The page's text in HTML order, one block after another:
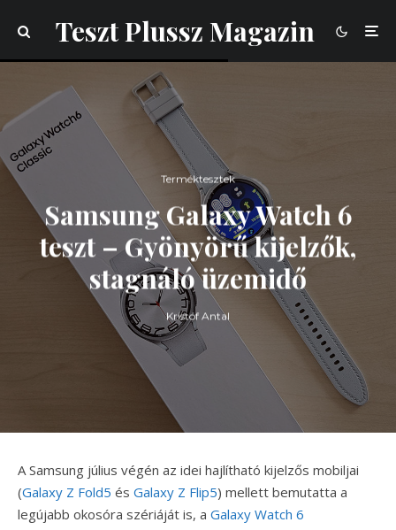
Teszt Plussz Magazin
Terméktesztek
Samsung Galaxy Watch 6
teszt – Gyönyörű kijelzők,
stagnáló üzemidő
Kristóf Antal
A Samsung július végén az idei hajlítható kijelzős mobiljai
(Galaxy Z Fold5 és Galaxy Z Flip5) mellett bemutatta a
legújabb okosóra szériáját is, a Galaxy Watch 6